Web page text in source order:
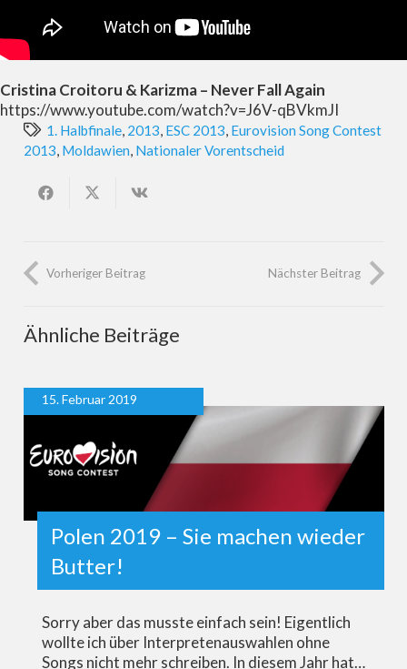
Cristina Croitoru & Karizma – Never Fall Again
https://www.youtube.com/watch?v=J6V-qBVkmJI
1. Halbfinale, 2013, ESC 2013, Eurovision Song Contest
2013, Moldawien, Nationaler Vorentscheid
Vorheriger Beitrag Nächster Beitrag
Ähnliche Beiträge
15. Februar 2019
Polen 2019 – Sie machen wieder
Butter!
Sorry aber das musste einfach sein! Eigentlich
wollte ich über Interpretenauswahlen ohne
Songs nicht mehr schreiben. In diesem Jahr hat…